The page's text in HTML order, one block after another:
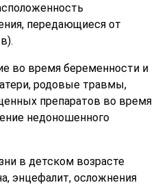
передающиеся от
во время беременности и
родовые травмы,
препаратов во время
недоношенного
в детском возрасте
энцефалит, осложнения